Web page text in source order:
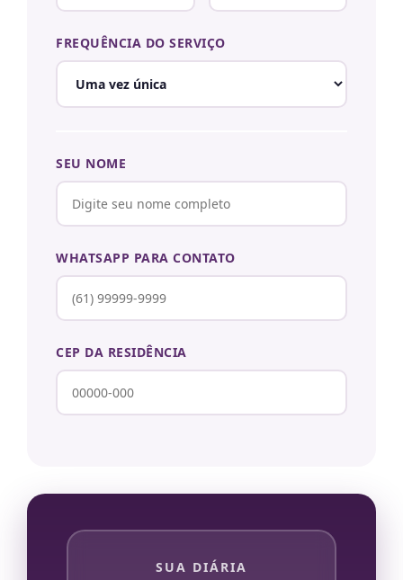
FREQUÊNCIA DO SERVIÇO
SEU NOME
WHATSAPP PARA CONTATO
CEP DA RESIDÊNCIA
SUA DIÁRIA